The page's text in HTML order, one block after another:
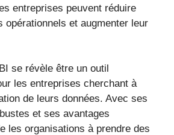
entreprises peuvent réduire
opérationnels et augmenter leur
se révèle être un outil
les entreprises cherchant à
de leurs données. Avec ses
et ses avantages
les organisations à prendre des